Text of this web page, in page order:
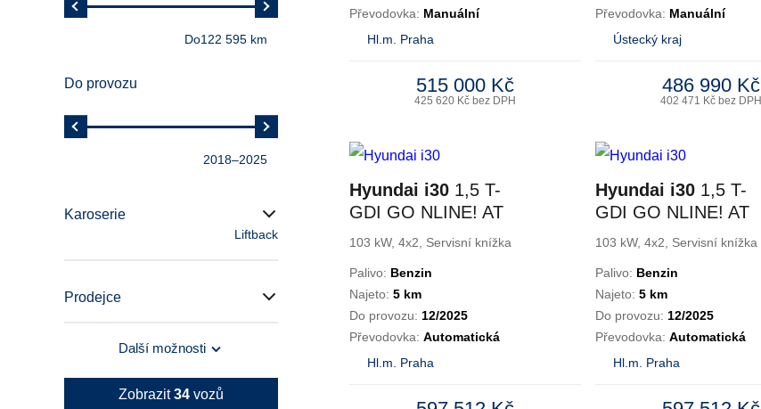
Do122 595 km
Do provozu
2018–2025
Karoserie
Liftback
Prodejce
Další možnosti
Zobrazit34 vozů
Převodovka: Manuální
Hl.m. Praha
515 000 Kč
425 620 Kč bez DPH
Převodovka: Manuální
Ústecký kraj
486 990 Kč
402 471 Kč bez DPH
Hyundai i30 1,5 T-
GDI GO NLINE! AT
103 kW, 4x2, Servisní knížka
Palivo: Benzin
Najeto: 5 km
Do provozu: 12/2025
Převodovka: Automatická
Hl.m. Praha
Hyundai i30 1,5 T-
GDI GO NLINE! AT
103 kW, 4x2, Servisní knížka
Palivo: Benzin
Najeto: 5 km
Do provozu: 12/2025
Převodovka: Automatická
Hl.m. Praha